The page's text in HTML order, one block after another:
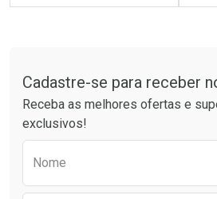
Laboratório
Por Menos
Cadastre-se para receber
Receba as melhores ofertas e
exclusivos!
Nome